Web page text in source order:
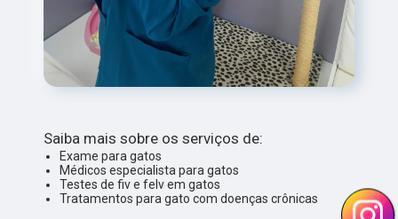
Saiba mais sobre os serviços de:
Exame para gatos
Médicos especialista para gatos
Testes de fiv e felv em gatos
Tratamentos para gato com doenças crônicas